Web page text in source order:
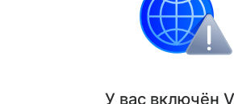
Контент недоступен
У вас включён V